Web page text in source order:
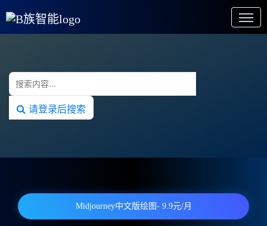
请登录后搜索
Midjourney中文版绘图- 9.9元/月